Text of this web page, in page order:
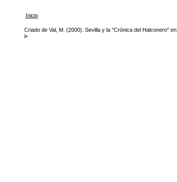
Inicio
Criado de Val, M. (2000). Sevilla y la "Crónica del Halconero"